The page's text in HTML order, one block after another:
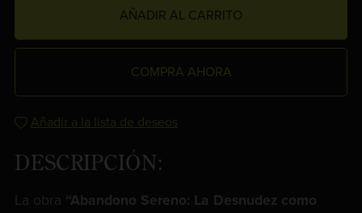
AÑADIR AL CARRITO
COMPRA AHORA
Añadir a la lista de deseos
DESCRIPCIÓN:
La obra “Abandono Sereno: La Desnudez como